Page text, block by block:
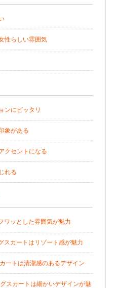
性らしい雰囲気
ンにピッタリ
象がある
クセントになる
れる
ワッとした雰囲気が魅力
スカートはリゾート感が魅力
ートは清潔感のあるデザイン
スカートは細かいデザインが魅